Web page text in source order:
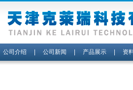
公司介绍 公司新闻 产品展示| 资